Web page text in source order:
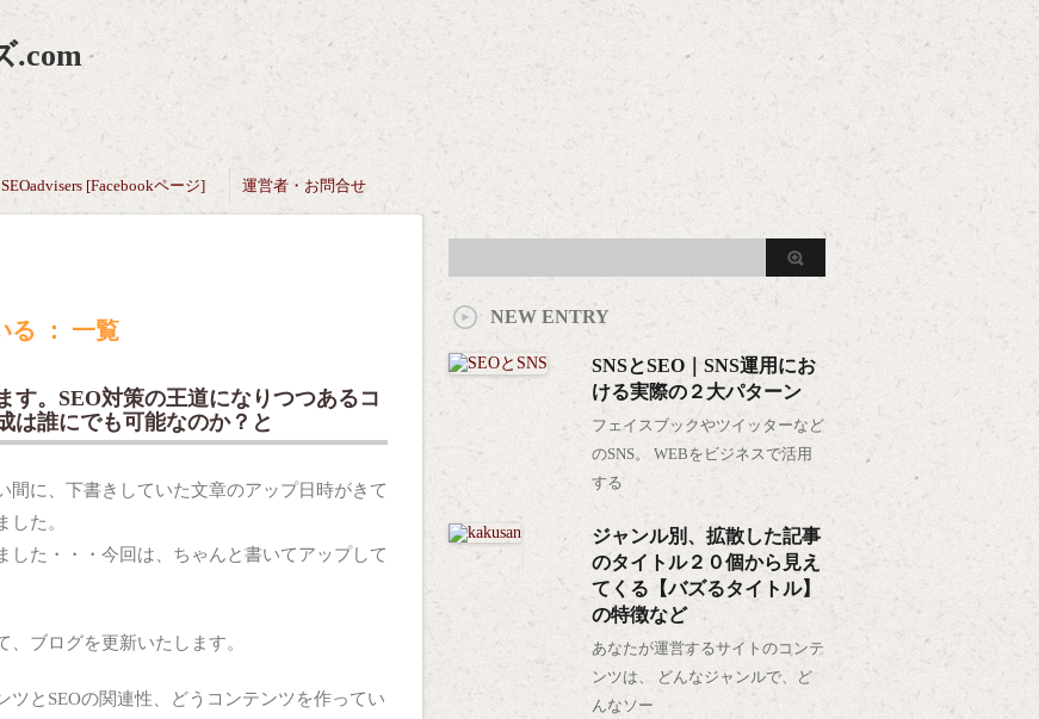
.com
SEOadvisers [Facebookページ] 運営者・お問合せ
る ： 一覧
す。SEO対策の王道になりつつあるコ
は誰にでも可能なのか？と
間に、下書きしていた文章のアップ日時がきて
した。
した・・・今回は、ちゃんと書いてアップして
、ブログを更新いたします。
ツとSEOの関連性、どうコンテンツを作ってい
NEW ENTRY
SNSとSEO｜SNS運用にお
ける実際の２大パターン
フェイスブックやツイッターなど
のSNS。 WEBをビジネスで活用
する
ジャンル別、拡散した記事
のタイトル２０個から見え
てくる【バズるタイトル】
の特徴など
あなたが運営するサイトのコンテ
ンツは、 どんなジャンルで、ど
んなソー